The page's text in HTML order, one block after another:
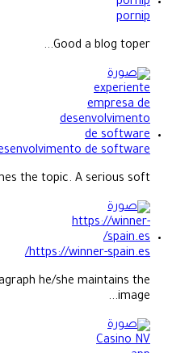
pornip
Good a blog toper...
de software
the topic. A serious soft...
https://winner-spain.es/
he/she maintains the
image...